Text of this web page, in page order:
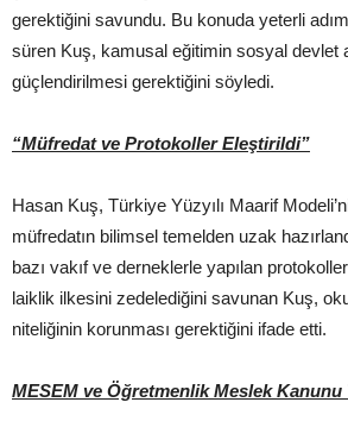
gerektiğini savundu. Bu konuda yeterli
süren Kuş, kamusal eğitimin sosyal devlet
güçlendirilmesi gerektiğini söyledi.
“Müfredat ve Protokoller Eleştirildi”
Hasan Kuş, Türkiye Yüzyılı Maarif
müfredatın bilimsel temelden uzak
bazı vakıf ve derneklerle yapılan
laiklik ilkesini zedelediğini savunan Kuş,
niteliğinin korunması gerektiğini ifade etti.
MESEM ve Öğretmenlik Meslek Kanunu